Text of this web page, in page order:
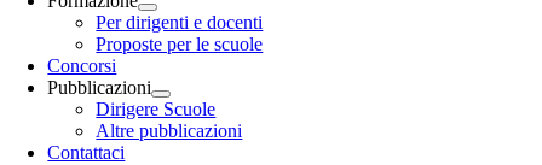
Per dirigenti e docenti
Proposte per le scuole
Concorsi
Pubblicazioni
Dirigere Scuole
Altre pubblicazioni
Contattaci